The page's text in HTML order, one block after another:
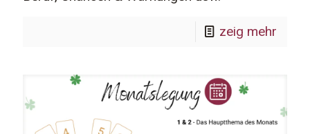
zeig mehr